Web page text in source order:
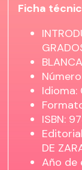
Ficha
Idioma:
ISBN:
DE
Año de